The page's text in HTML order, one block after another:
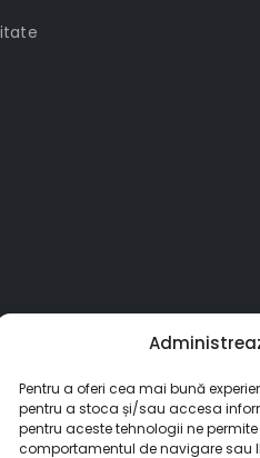
Pentru a oferi cea mai bună
pentru a stoca și/sau accesa
pentru aceste tehnologii ne
comportamentul de navigare sau